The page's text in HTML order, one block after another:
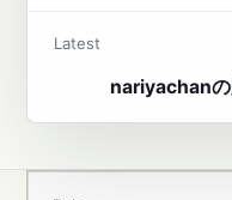
Latest
nariyachan